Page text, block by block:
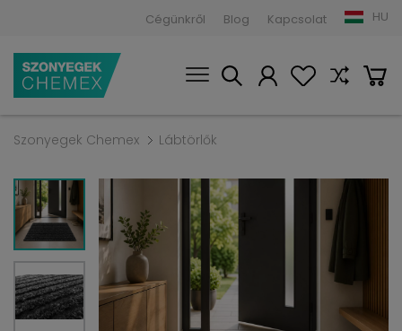
Cégünkről Blog Kapcsolat HU
Szonyegek Chemex Lábtörlők